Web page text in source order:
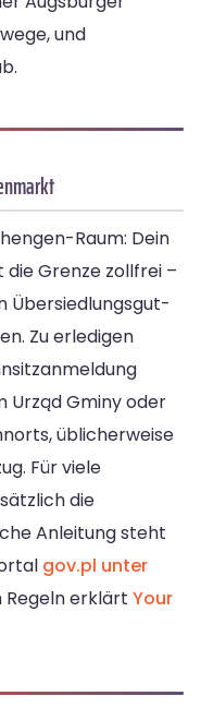
und
Raum: Dein
Grenze zollfrei –
Übersiedlungsgut-
Zu erledigen
Urząd Gminy oder
üblicherweise
Für viele
die
Anleitung steht
gov.pl unter
Regeln erklärt Your